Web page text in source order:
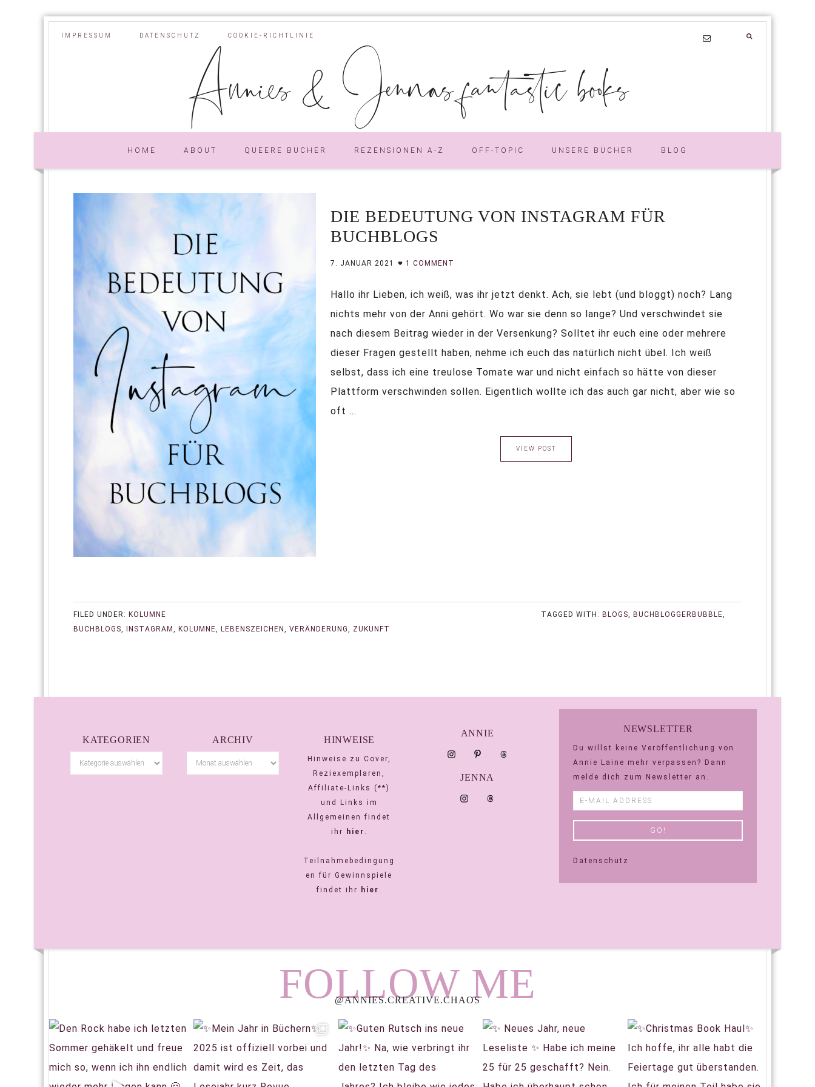
IMPRESSUM DATENSCHUTZ COOKIE-RICHTLINIE
Annies & Jennas fantastic books
HOME ABOUT QUEERE BÜCHER REZENSIONEN A-Z OFF-TOPIC UNSERE BÜCHER BLOG
DIE BEDEUTUNG VON INSTAGRAM FÜR
BUCHBLOGS
7. JANUAR 2021 1 COMMENT
Hallo ihr Lieben, ich weiß, was ihr jetzt denkt. Ach, sie lebt (und bloggt) noch? Lang
nichts mehr von der Anni gehört. Wo war sie denn so lange? Und verschwindet sie
nach diesem Beitrag wieder in der Versenkung? Solltet ihr euch eine oder mehrere
dieser Fragen gestellt haben, nehme ich euch das natürlich nicht übel. Ich weiß
selbst, dass ich eine treulose Tomate war und nicht einfach so hätte von dieser
Plattform verschwinden sollen. Eigentlich wollte ich das auch gar nicht, aber wie so
oft ...
VIEW POST
FILED UNDER: KOLUMNE TAGGED WITH:BLOGS,BUCHBLOGGERBUBBLE,
BUCHBLOGS, INSTAGRAM, KOLUMNE, LEBENSZEICHEN, VERÄNDERUNG, ZUKUNFT
KATEGORIEN ARCHIV HINWEISE
Hinweise zu Cover,
Reziexemplaren,
Affiliate-Links (**)
und Links im
Allgemeinen findet
ihr
hier .
Teilnahmebedingung
en für Gewinnspiele
findet ihr
hier .
ANNIE
JENNA
NEWSLETTER
Du willst keine Veröffentlichung von
Annie Laine mehr verpassen? Dann
melde dich zum Newsletter an.
Datenschutz
FOLLOW ME
@ANNIES.CREATIVE.CHAOS